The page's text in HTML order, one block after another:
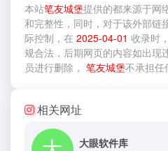
本站笔友城堡提供的都来源于网
和完整性，同时，对于该外部链
际控制，在 2025-04-01 收录时
规合法，后期网页的内容如出现
员进行删除， 笔友城堡不承担任
相关网址
大眼软件库